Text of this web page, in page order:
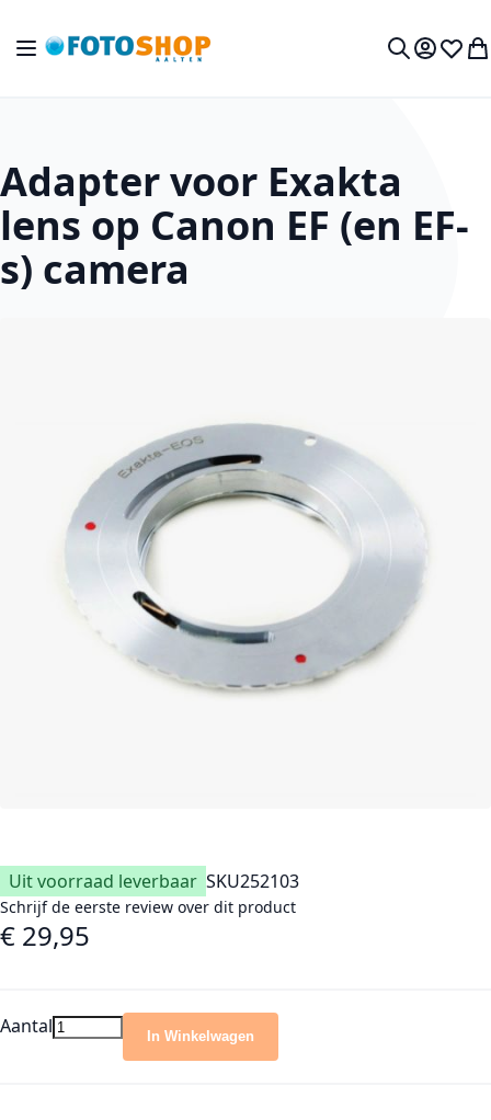
Toggle Nav
Mijn
Adapter voor Exakta
lens op Canon EF (en EF-
s) camera
Uit voorraad leverbaar SKU252103
Schrijf de eerste review over dit product
€ 29,95
Aantal In Winkelwagen